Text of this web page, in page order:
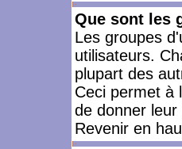
Que sont les
Les groupes
utilisateurs.
plupart des
Ceci permet à
de donner
Revenir en